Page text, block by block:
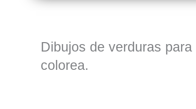
Dibujos de verduras
colorea.